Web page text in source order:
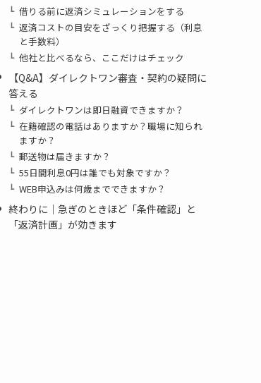
借りる前に返済シミュレーションをする
返済コストの目安をざっくり把握する（利息
と手数料）
他社と比べるなら、ここだけはチェック
【Q&A】ダイレクトワン審査・契約の疑問に
答える
ダイレクトワンは即日融資できますか？
在籍確認の電話はありますか？職場に知られ
ますか？
郵送物は届きますか？
55日間利息0円は誰でも対象ですか？
WEB申込みは何歳までできますか？
終わりに｜急ぎのときほど「条件確認」と
「返済計画」が効きます